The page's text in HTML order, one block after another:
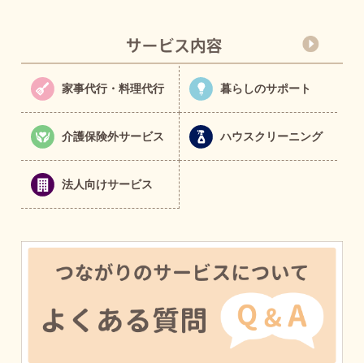
家事代行・料理代行 暮らしのサポート
介護保険外サービス ハウスクリーニング
法人向けサービス